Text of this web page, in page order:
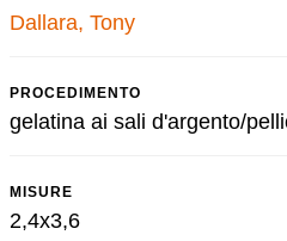
Dallara, Tony
PROCEDIMENTO
gelatina ai sali d'argento/
MISURE
2,4x3,6